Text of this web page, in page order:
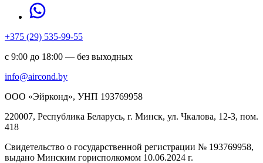
+375 (29) 535-99-55
с 9:00 до 18:00 — без выходных
info@aircond.by
ООО «Эйрконд», УНП 193769958
220007, Республика Беларусь, г. Минск, ул. Чкалова, 12-3, пом.
418
Cвидетельство о государственной регистрации № 193769958,
выдано Минским горисполкомом 10.06.2024 г.